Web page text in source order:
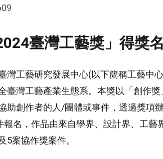
臺灣工藝獎」得獎
灣工藝研究發展中心(以下簡稱工藝中
臺灣工藝產業生態系。本獎以「創作
助創作者的人/團體或事件，透過獎項
報名，作品由來自學界、設計界、工
5案協作獎案件。